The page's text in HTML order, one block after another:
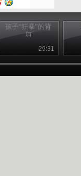
孩子“狂暴”的背
后
29:31